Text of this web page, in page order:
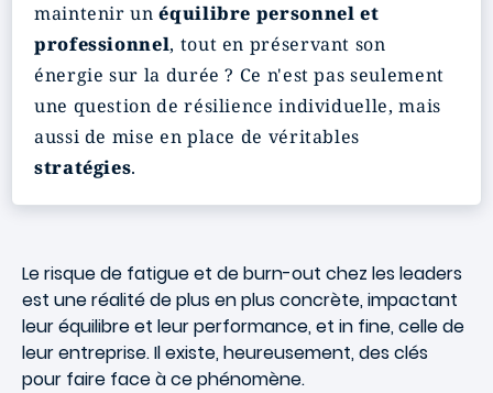
maintenir unéquilibre personnel et
professionnel, tout en préservant son
énergie sur la durée ? Ce n'est pas seulement
une question de résilience individuelle, mais
aussi de mise en place de véritables
stratégies.
Le risque de fatigue et de burn-out chez les leaders
est une réalité de plus en plus concrète, impactant
leur équilibre et leur performance, et in fine, celle de
leur entreprise. Il existe, heureusement, des clés
pour faire face à ce phénomène.